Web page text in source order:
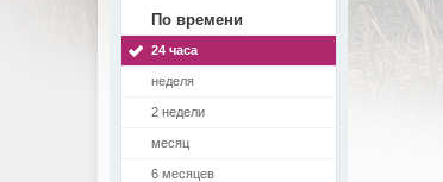
По времени
24 часа
неделя
2 недели
месяц
6 месяцев